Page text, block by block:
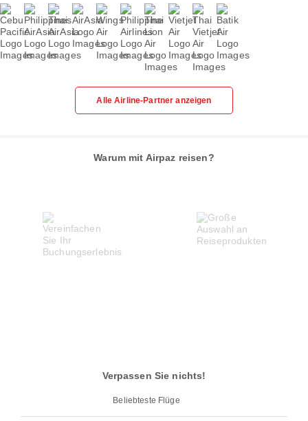
Alle Airline-Partner anzeigen
Warum mit Airpaz reisen?
Verpassen Sie nichts!
Beliebteste Flüge